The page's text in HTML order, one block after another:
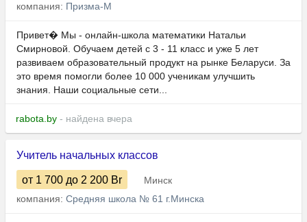
компания: Призма-М
Привет� Мы - онлайн-школа математики Натальи
Смирновой. Обучаем детей с 3 - 11 класс и уже 5 лет
развиваем образовательный продукт на рынке Беларуси. За
это время помогли более 10 000 ученикам улучшить
знания. Наши социальные сети...
rabota.by - найдена вчера
Учитель начальных классов
от 1 700 до 2 200 Br
Минск
компания: Средняя школа № 61 г.Минска